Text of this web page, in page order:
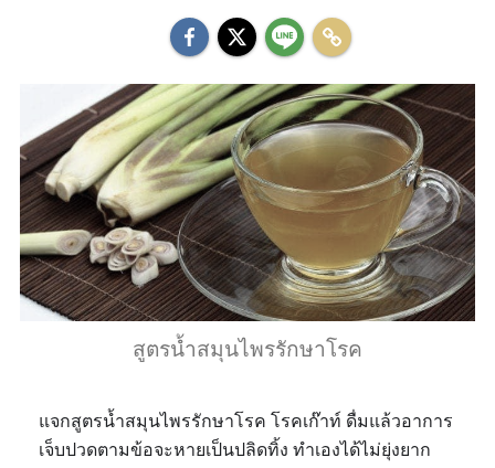
สูตรน้ำสมุนไพรรักษาโรค
แจกสูตรน้ำสมุนไพรรักษาโรค โรคเก๊าท์ ดื่มแล้วอาการ
เจ็บปวดตามข้อจะหายเป็นปลิดทิ้ง ทำเองได้ไม่ยุ่งยาก